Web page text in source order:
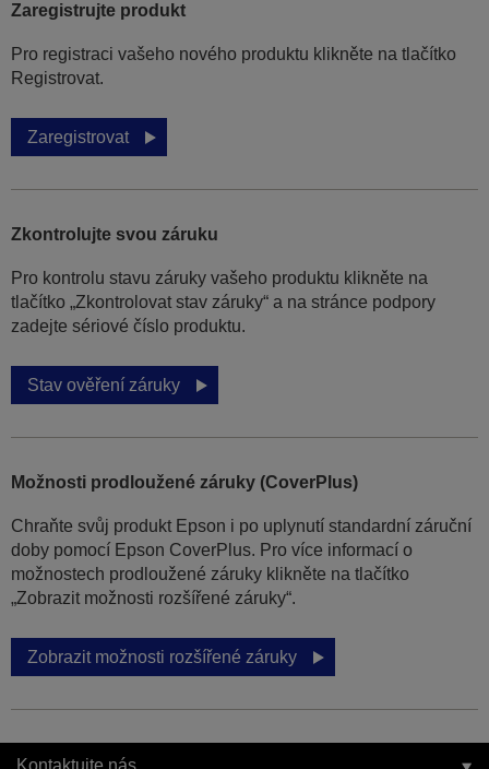
Zaregistrujte produkt
Pro registraci vašeho nového produktu klikněte na tlačítko
Registrovat.
Zaregistrovat
Zkontrolujte svou záruku
Pro kontrolu stavu záruky vašeho produktu klikněte na
tlačítko „Zkontrolovat stav záruky“ a na stránce podpory
zadejte sériové číslo produktu.
Stav ověření záruky
Možnosti prodloužené záruky (CoverPlus)
Chraňte svůj produkt Epson i po uplynutí standardní záruční
doby pomocí Epson CoverPlus. Pro více informací o
možnostech prodloužené záruky klikněte na tlačítko
„Zobrazit možnosti rozšířené záruky“.
Zobrazit možnosti rozšířené záruky